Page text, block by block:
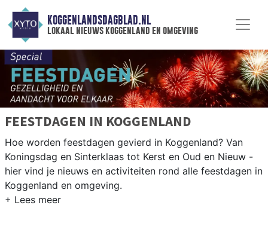
KOGGENLANDSDAGBLAD.NL
lokaal nieuws koggenland en omgeving
FEESTDAGEN IN KOGGENLAND
Hoe worden feestdagen gevierd in Koggenland? Van
Koningsdag en Sinterklaas tot Kerst en Oud en Nieuw -
hier vind je nieuws en activiteiten rond alle feestdagen in
Koggenland en omgeving.